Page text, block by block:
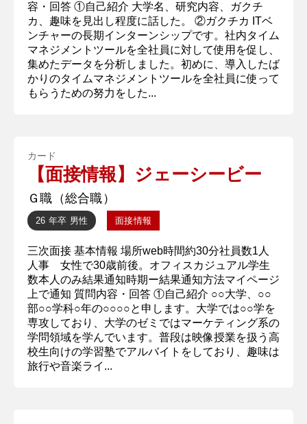
容・回答 ①自己紹介 大学名、研究内容、ガクチ
カ、趣味を見出し程度に話した。 ②ガクチカ ITベ
ンチャーの長期インターンシップです。社内タイム
マネジメントツールを全社員に対して使用を促し、
集めたデータを分析しました。初めに、導入したば
かりのタイムマネジメントツールを全社員に使って
もらうための努力をした...
カード
【面接情報】ジェーシービー
Ｇ職（総合職）
26 年卒 男性 面接情報
三次面接 基本情報 場所web時間約30分社員数1人
人事 女性で30歳前後。オフィスカジュアル学生
数本人のみ結果通知時期ー結果通知方法マイページ
上で通知 質問内容・回答 ①自己紹介 ○○大学、○○
部○○学科○年の○○○○と申します。大学では○○学を
専攻しており、大学のゼミではマーケティング系の
学問領域を学んでいます。普段は映像授業を扱う高
校生向けの学習塾でアルバイトをしており、趣味は
旅行や音楽ライ...